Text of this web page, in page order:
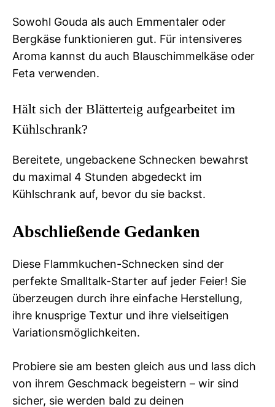
Sowohl Gouda als auch Emmentaler oder
Bergkäse funktionieren gut. Für intensiveres
Aroma kannst du auch Blauschimmelkäse oder
Feta verwenden.
Hält sich der Blätterteig aufgearbeitet im
Kühlschrank?
Bereitete, ungebackene Schnecken bewahrst
du maximal 4 Stunden abgedeckt im
Kühlschrank auf, bevor du sie backst.
Abschließende Gedanken
Diese Flammkuchen-Schnecken sind der
perfekte Smalltalk-Starter auf jeder Feier! Sie
überzeugen durch ihre einfache Herstellung,
ihre knusprige Textur und ihre vielseitigen
Variationsmöglichkeiten.
Probiere sie am besten gleich aus und lass dich
von ihrem Geschmack begeistern – wir sind
sicher, sie werden bald zu deinen